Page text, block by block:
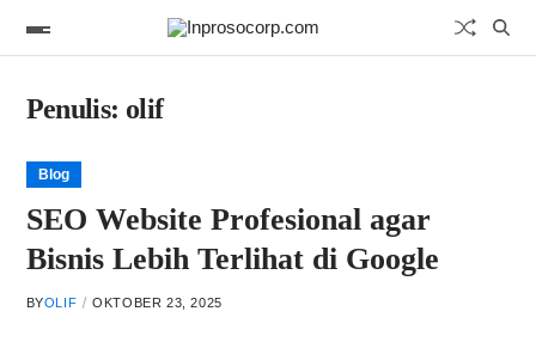
Penulis: olif
Blog
SEO Website Profesional agar
Bisnis Lebih Terlihat di Google
BYOLIF OKTOBER 23, 2025